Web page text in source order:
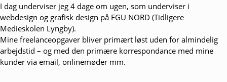
I dag underviser jeg 4 dage om ugen, som underviser i
webdesign og grafisk design på FGU NORD (Tidligere
Medieskolen Lyngby).
Mine freelanceopgaver bliver primært løst uden for almindelig
arbejdstid – og med den primære korrespondance med mine
kunder via email, onlinemøder mm.